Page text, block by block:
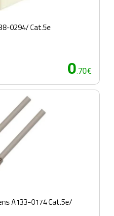
0294/ Cat.5e
0.70€
A133-0174 Cat.5e/